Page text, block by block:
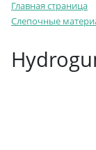
Главная страница
Слепочные